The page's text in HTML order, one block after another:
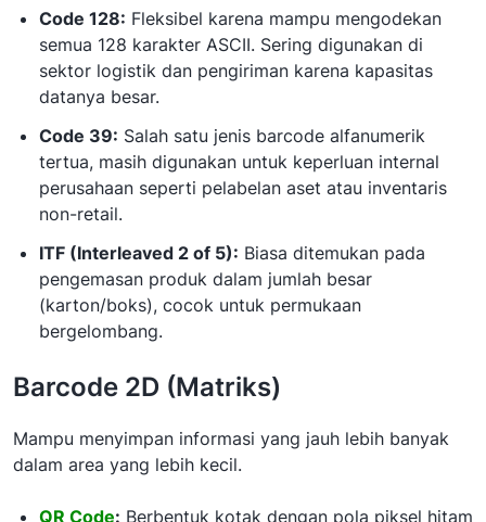
Code 128: Fleksibel karena mampu mengodekan
semua 128 karakter ASCII. Sering digunakan di
sektor logistik dan pengiriman karena kapasitas
datanya besar.
Code 39: Salah satu jenis barcode alfanumerik
tertua, masih digunakan untuk keperluan internal
perusahaan seperti pelabelan aset atau inventaris
non-retail.
ITF (Interleaved 2 of 5): Biasa ditemukan pada
pengemasan produk dalam jumlah besar
(karton/boks), cocok untuk permukaan
bergelombang.
Barcode 2D (Matriks)
Mampu menyimpan informasi yang jauh lebih banyak
dalam area yang lebih kecil.
QR Code: Berbentuk kotak dengan pola piksel hitam